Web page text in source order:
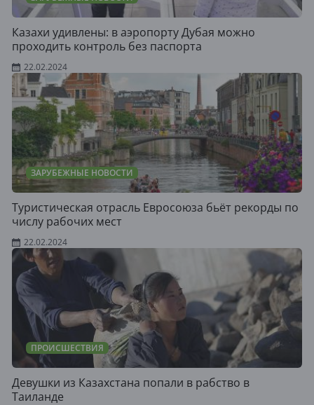
Казахи удивлены: в аэропорту Дубая можно
проходить контроль без паспорта
22.02.2024
ЗАРУБЕЖНЫЕ НОВОСТИ
Туристическая отрасль Евросоюза бьёт рекорды по
числу рабочих мест
22.02.2024
ПРОИСШЕСТВИЯ
Девушки из Казахстана попали в рабство в
Таиланде